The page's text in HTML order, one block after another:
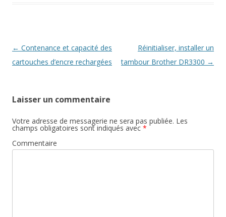
Navigation
des
← Contenance et capacité des
cartouches d’encre rechargées
Réinitialiser, installer un
tambour Brother DR3300 →
Laisser un commentaire
Votre adresse de messagerie ne sera pas publiée. Les
champs obligatoires sont indiqués avec *
Commentaire